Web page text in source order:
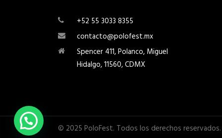
+52 55 3033 8355
contacto@polofest.mx
Spencer 411, Polanco, Miguel
Hidalgo, 11560, CDMX
© 2025 PoloFest. Todos los derechos reservados.